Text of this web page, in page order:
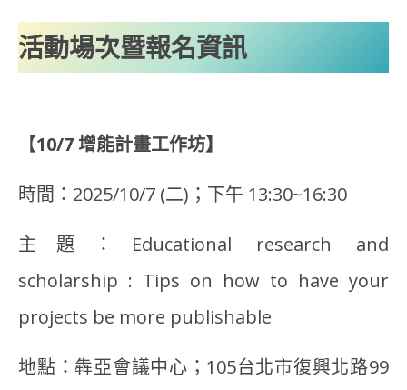
活動場次暨報名資訊
【10/7 增能計畫工作坊】
時間：2025/10/7 (二)；下午 13:30~16:30
主題：Educational research and
scholarship : Tips on how to have your
projects be more publishable
地點：犇亞會議中心；105台北市復興北路99